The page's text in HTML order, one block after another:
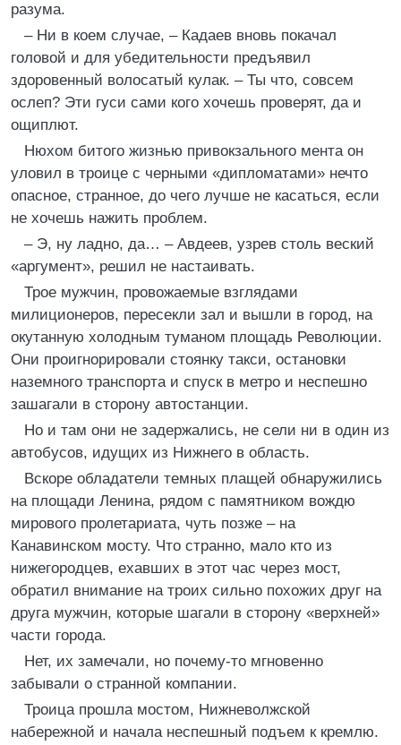
разума.
– Ни в коем случае, – Кадаев вновь покачал
головой и для убедительности предъявил
здоровенный волосатый кулак. – Ты что, совсем
ослеп? Эти гуси сами кого хочешь проверят, да и
ощиплют.
Нюхом битого жизнью привокзального мента он
уловил в троице с черными «дипломатами» нечто
опасное, странное, до чего лучше не касаться, если
не хочешь нажить проблем.
– Э, ну ладно, да… – Авдеев, узрев столь веский
«аргумент», решил не настаивать.
Трое мужчин, провожаемые взглядами
милиционеров, пересекли зал и вышли в город, на
окутанную холодным туманом площадь Революции.
Они проигнорировали стоянку такси, остановки
наземного транспорта и спуск в метро и неспешно
зашагали в сторону автостанции.
Но и там они не задержались, не сели ни в один из
автобусов, идущих из Нижнего в область.
Вскоре обладатели темных плащей обнаружились
на площади Ленина, рядом с памятником вождю
мирового пролетариата, чуть позже – на
Канавинском мосту. Что странно, мало кто из
нижегородцев, ехавших в этот час через мост,
обратил внимание на троих сильно похожих друг на
друга мужчин, которые шагали в сторону «верхней»
части города.
Нет, их замечали, но почему-то мгновенно
забывали о странной компании.
Троица прошла мостом, Нижневолжской
набережной и начала неспешный подъем к кремлю.